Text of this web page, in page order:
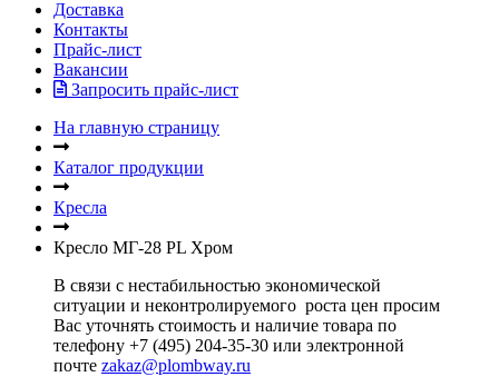
Доставка
Контакты
Прайс-лист
Вакансии
Запросить прайс-лист
На главную страницу
Каталог продукции
Кресла
Кресло МГ-28 PL Хром
В связи с нестабильностью экономической
ситуации и неконтролируемого роста цен просим
Вас уточнять стоимость и наличие товара по
телефону +7 (495) 204-35-30 или электронной
почте zakaz@plombway.ru